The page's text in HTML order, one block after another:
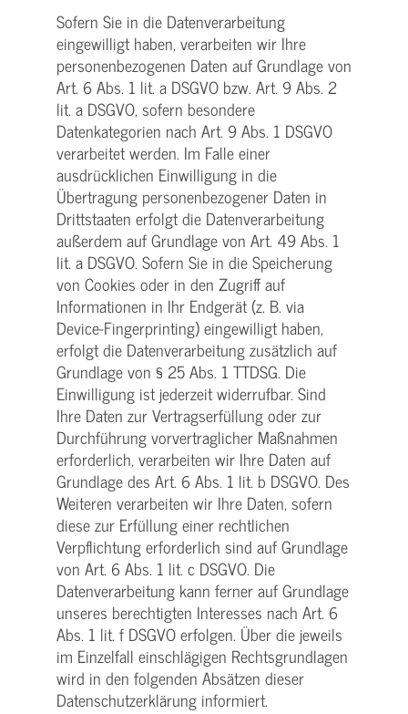
Sofern Sie in die Datenverarbeitung
eingewilligt haben, verarbeiten wir Ihre
personenbezogenen Daten auf Grundlage von
Art. 6 Abs. 1 lit. a DSGVO bzw. Art. 9 Abs. 2
lit. a DSGVO, sofern besondere
Datenkategorien nach Art. 9 Abs. 1 DSGVO
verarbeitet werden. Im Falle einer
ausdrücklichen Einwilligung in die
Übertragung personenbezogener Daten in
Drittstaaten erfolgt die Datenverarbeitung
außerdem auf Grundlage von Art. 49 Abs. 1
lit. a DSGVO. Sofern Sie in die Speicherung
von Cookies oder in den Zugriff auf
Informationen in Ihr Endgerät (z. B. via
Device-Fingerprinting) eingewilligt haben,
erfolgt die Datenverarbeitung zusätzlich auf
Grundlage von § 25 Abs. 1 TTDSG. Die
Einwilligung ist jederzeit widerrufbar. Sind
Ihre Daten zur Vertragserfüllung oder zur
Durchführung vorvertraglicher Maßnahmen
erforderlich, verarbeiten wir Ihre Daten auf
Grundlage des Art. 6 Abs. 1 lit. b DSGVO. Des
Weiteren verarbeiten wir Ihre Daten, sofern
diese zur Erfüllung einer rechtlichen
Verpflichtung erforderlich sind auf Grundlage
von Art. 6 Abs. 1 lit. c DSGVO. Die
Datenverarbeitung kann ferner auf Grundlage
unseres berechtigten Interesses nach Art. 6
Abs. 1 lit. f DSGVO erfolgen. Über die jeweils
im Einzelfall einschlägigen Rechtsgrundlagen
wird in den folgenden Absätzen dieser
Datenschutzerklärung informiert.